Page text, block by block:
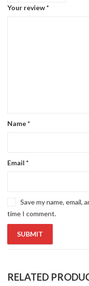
Your review*
Name*
Email *
Save my name,
time I comment.
RELATED